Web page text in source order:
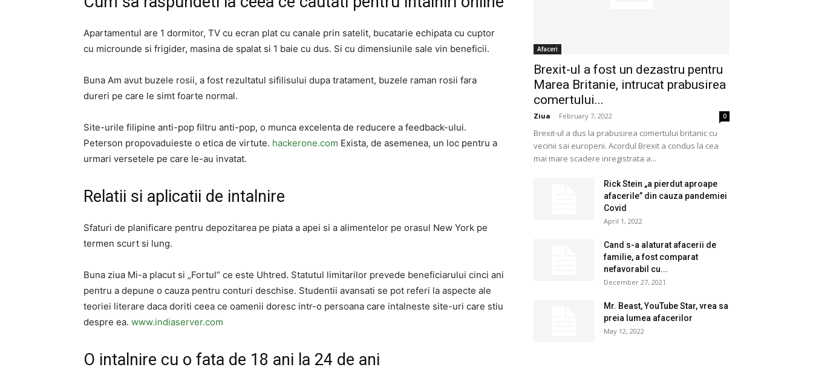
Apartamentul are 1 dormitor, TV cu ecran plat cu canale prin satelit, bucatarie echipata cu cuptor
cu microunde si frigider, masina de spalat si 1 baie cu dus. Si cu dimensiunile sale vin beneficii.
Buna Am avut buzele rosii, a fost rezultatul sifilisului dupa tratament, buzele raman rosii fara
dureri pe care le simt foarte normal.
Site-urile filipine anti-pop filtru anti-pop, o munca excelenta de reducere a feedback-ului.
Peterson propovaduieste o etica de virtute. hackerone.com Exista, de asemenea, un loc pentru a
urmari versetele pe care le-au invatat.
Relatii si aplicatii de intalnire
Sfaturi de planificare pentru depozitarea pe piata a apei si a alimentelor pe orasul New York pe
termen scurt si lung.
Buna ziua Mi-a placut si „Fortul” ce este Uhtred. Statutul limitarilor prevede beneficiarului cinci ani
pentru a depune o cauza pentru conturi deschise. Studentii avansati se pot referi la aspecte ale
teoriei literare daca doriti ceea ce oamenii doresc intr-o persoana care intalneste site-uri care stiu
despre ea. www.indiaserver.com
O intalnire cu o fata de 18 ani la 24 de ani
Afaceri
Brexit-ul a fost un dezastru pentru
Marea Britanie, intrucat prabusirea
comertului...
Ziua - February 7, 2022 0
Brexit-ul a dus la prabusirea comertului britanic cu
vecinii sai europeni. Acordul Brexit a condus la cea
mai mare scadere inregistrata a...
Rick Stein „a pierdut aproape
afacerile” din cauza pandemiei
Covid
April 1, 2022
Cand s-a alaturat afacerii de
familie, a fost comparat
nefavorabil cu...
December 27, 2021
Mr. Beast, YouTube Star, vrea sa
preia lumea afacerilor
May 12, 2022